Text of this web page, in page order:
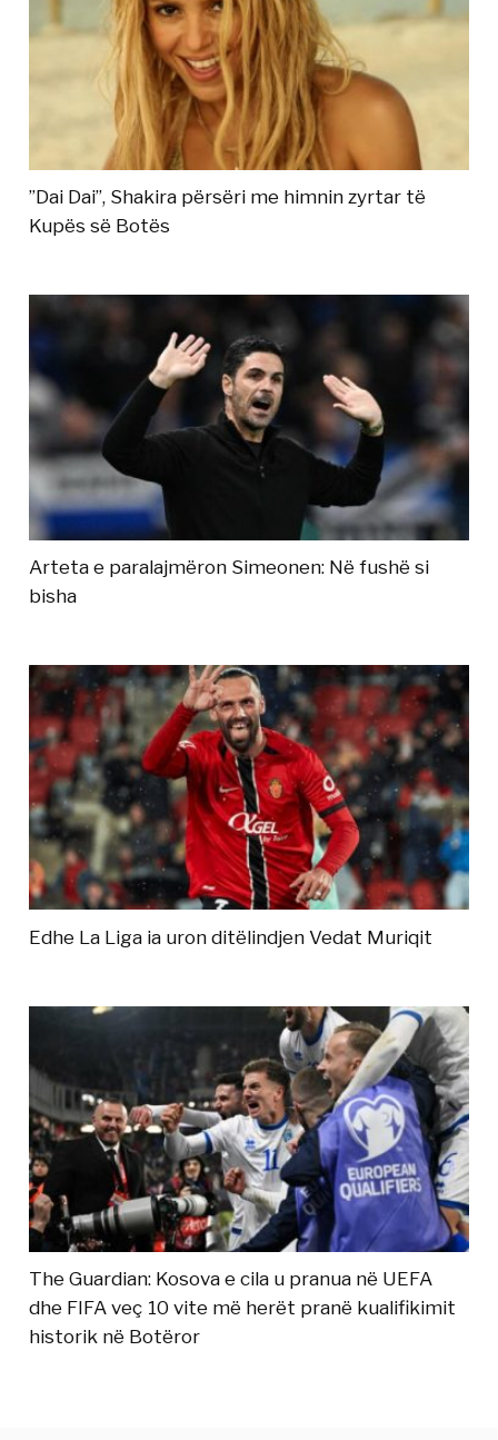
”Dai Dai”, Shakira përsëri me himnin zyrtar të
Kupës së Botës
Arteta e paralajmëron Simeonen: Në fushë si
bisha
Edhe La Liga ia uron ditëlindjen Vedat Muriqit
The Guardian: Kosova e cila u pranua në UEFA
dhe FIFA veç 10 vite më herët pranë kualifikimit
historik në Botëror